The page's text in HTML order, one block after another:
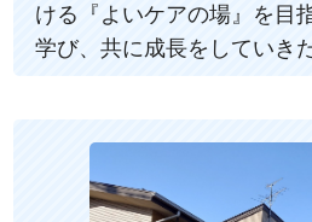
ける『よいケアの場』を目
学び、共に成長をしていき